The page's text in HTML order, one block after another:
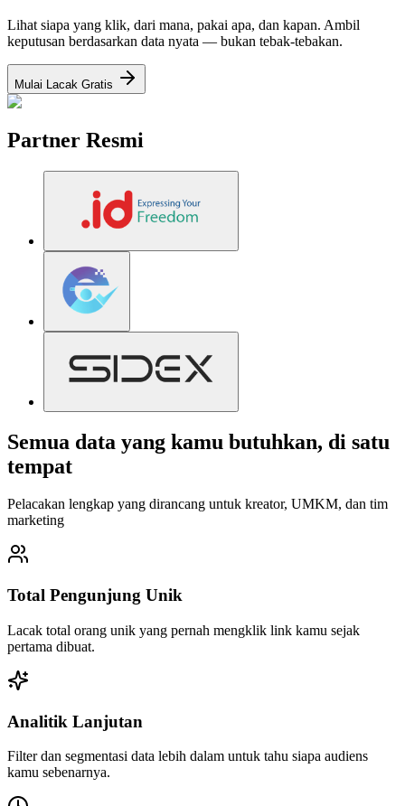
Lihat siapa yang klik, dari mana, pakai apa, dan kapan. Ambil
keputusan berdasarkan data nyata — bukan tebak-tebakan.
Mulai Lacak Gratis
Partner Resmi
Semua data yang kamu butuhkan, di satu
tempat
Pelacakan lengkap yang dirancang untuk kreator, UMKM, dan tim
marketing
Total Pengunjung Unik
Lacak total orang unik yang pernah mengklik link kamu sejak
pertama dibuat.
Analitik Lanjutan
Filter dan segmentasi data lebih dalam untuk tahu siapa audiens
kamu sebenarnya.